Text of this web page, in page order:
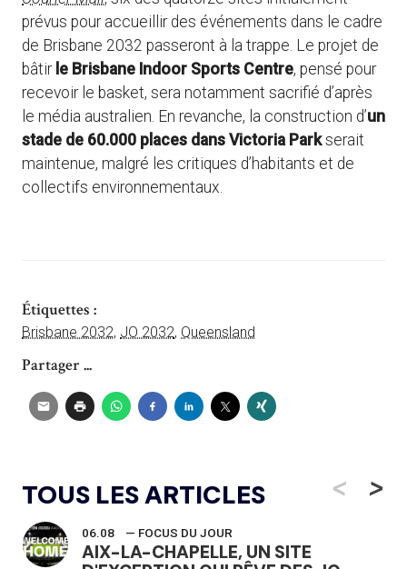
prévus pour accueillir des événements dans le cadre
de Brisbane 2032 passeront à la trappe. Le projet de
bâtir le Brisbane Indoor Sports Centre, pensé pour
recevoir le basket, sera notamment sacrifié d’après
le média australien. En revanche, la construction d’un
stade de 60.000 places dans Victoria Parkserait
maintenue, malgré les critiques d’habitants et de
collectifs environnementaux.
Étiquettes :
Brisbane 2032, JO 2032, Queensland
Partager ...
TOUS LES ARTICLES <
06.08 — FOCUS DU JOUR
AIX-LA-CHAPELLE, UN SITE
>